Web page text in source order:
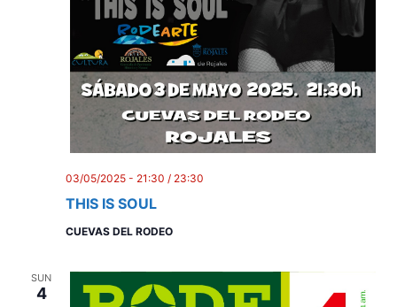
THIS IS SOUL
03/05/2025 - 21:30 / 23:30
CUEVAS DEL RODEO
SUN
4